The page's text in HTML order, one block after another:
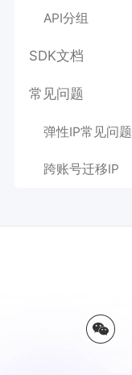
API分组
SDK文档
常见问题
弹性IP常见问题
跨账号迁移IP